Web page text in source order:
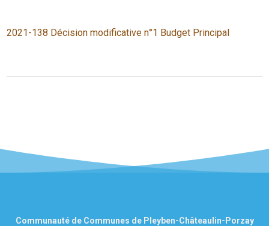
2021-138 Décision modificative n°1 Budget Principal
Communauté de Communes de Pleyben-Châteaulin-Porzay